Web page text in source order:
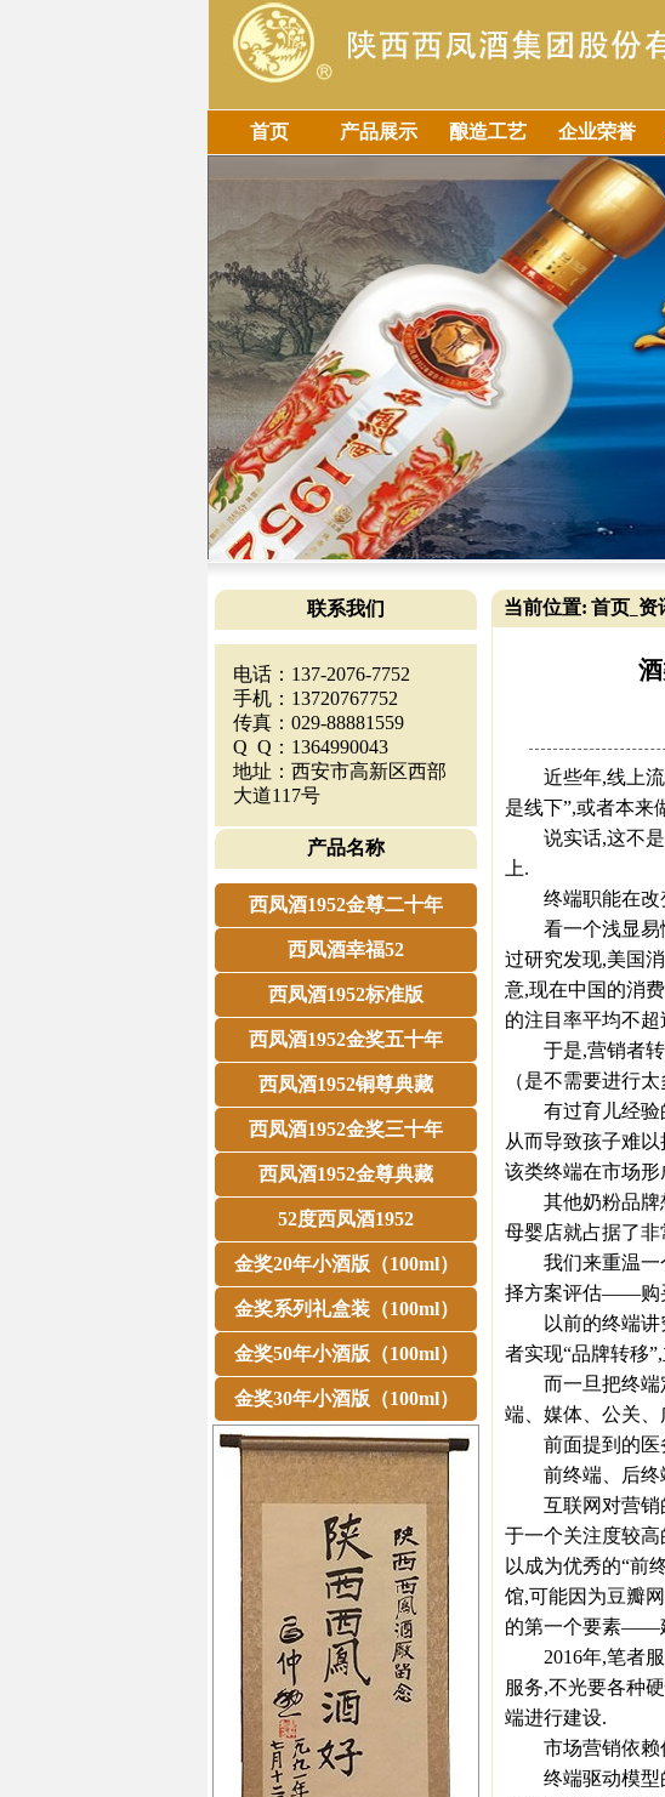
首页 产品展示 酿造工艺 企业荣誉
联系我们
电话：137-2076-7752
手机：13720767752
传真：029-88881559
Q Q：1364990043
地址：西安市高新区西部
大道117号
产品名称
西凤酒1952金尊二十年
西凤酒幸福52
西凤酒1952标准版
西凤酒1952金奖五十年
西凤酒1952铜尊典藏
西凤酒1952金奖三十年
西凤酒1952金尊典藏
52度西凤酒1952
金奖20年小酒版（100ml）
金奖系列礼盒装（100ml）
金奖50年小酒版（100ml）
金奖30年小酒版（100ml）
当前位置: 首页 资
近些年,线上流
是线下”,或者本来
说实话,这不是
上.
终端职能在改
看一个浅显易懂
过研究发现,美国
意,现在中国的消
的注目率平均不
于是,营销者转
（是不需要进行
有过育儿经验的
从而导致孩子难
该类终端在市场形
其他奶粉品牌想
母婴店就占据了
我们来重温一
择方案评估——购
以前的终端讲究
者实现“品牌转移
而一旦把终端定
端、媒体、公关
前面提到的医务
前终端、后终
互联网对营销的
于一个关注度较
以成为优秀的“前
馆,可能因为豆瓣
的第一个要素——
2016年,笔者服
服务,不光要各种
端进行建设.
市场营销依赖信
终端驱动模型的